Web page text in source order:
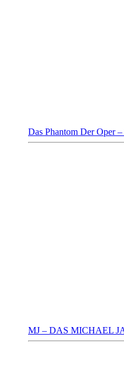
Das Phantom Der Oper
MJ – DAS MICHAEL